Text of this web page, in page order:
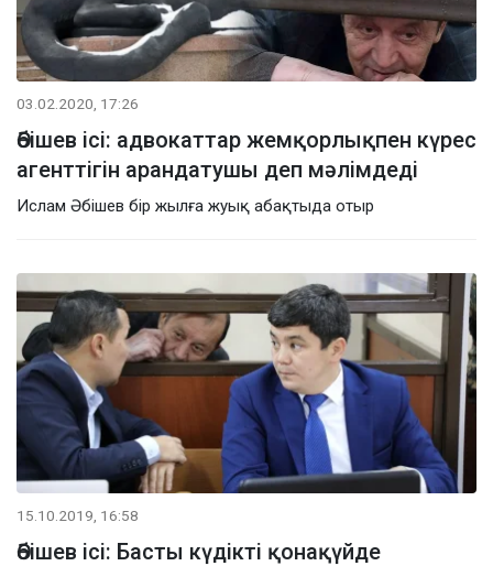
03.02.2020, 17:26
Әбішев ісі: адвокаттар жемқорлықпен күрес
агенттігін арандатушы деп мәлімдеді
Ислам Әбішев бір жылға жуық абақтыда отыр
15.10.2019, 16:58
Әбішев ісі: Басты күдікті қонақүйде